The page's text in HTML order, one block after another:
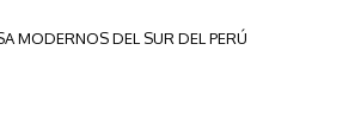
MODERNOS DEL SUR DEL PERÚ